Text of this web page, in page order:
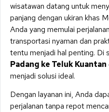
wisatawan datang untuk
panjang dengan ukiran khas
Anda yang memulai
transportasi nyaman dan
tentu menjadi hal penting. Di
Padang ke Teluk Kuantan
menjadi solusi ideal.
Dengan layanan ini, Anda
perjalanan tanpa repot